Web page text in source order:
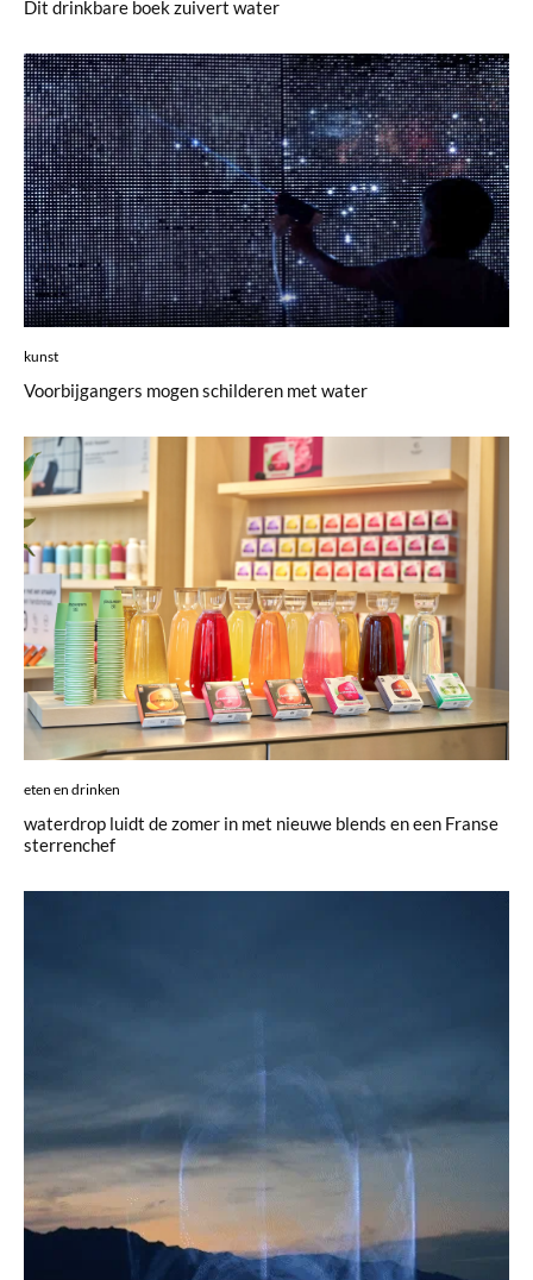
Dit drinkbare boek zuivert water
kunst
Voorbijgangers mogen schilderen met water
eten en drinken
waterdrop luidt de zomer in met nieuwe blends en een Franse
sterrenchef